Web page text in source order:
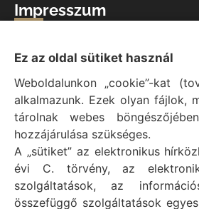
Impresszum
Vál Község Önkormányzat © 1996
Adószám: 15727079-2-07
Adatvédelmi tájékoztató
Felelős: Bechtold Tamás
Cím: H-2473 Vál, Vajda János utca 2.
Telefon: +36 (22) 353-411
E-mail: polgarmester@val.hu
Ez az oldal sütiket használ
Weboldalunkon „cookie”-kat
alkalmazunk. Ezek olyan fájlok,
tárolnak webes
hozzájárulása szükséges.
A „sütiket” az elektronikus
évi C. törvény, az
szolgáltatások, az
összefüggő szolgáltatások